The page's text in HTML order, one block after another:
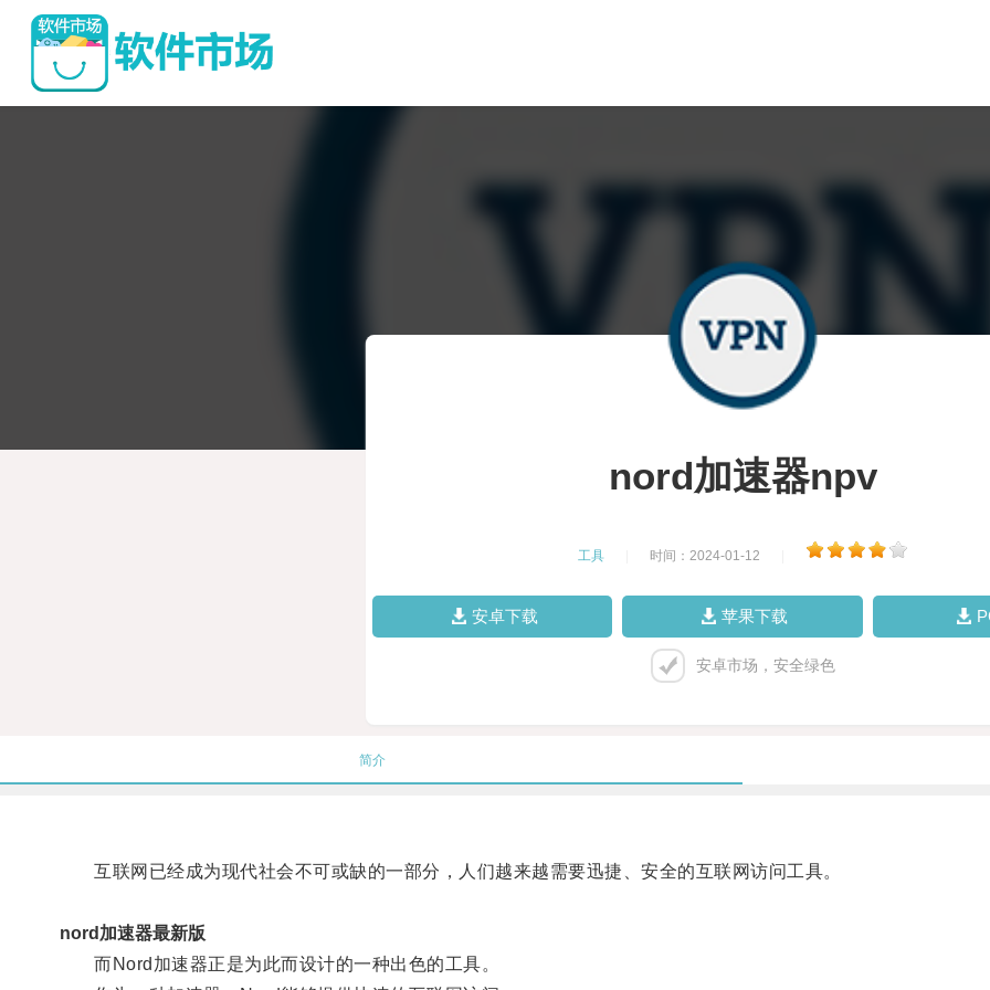
nord加速器npv
工具 时间：2024-01-12
安卓下载 苹果下载
安卓市场，安全绿色
简介
互联网已经成为现代社会不可或缺的一部分，人们越来越需要迅捷、安全的互联网访问工具。
nord加速器最新版
而Nord加速器正是为此而设计的一种出色的工具。